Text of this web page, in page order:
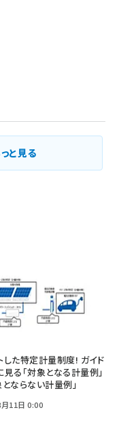
と見る
した特定計量制度! ガイド
見る「対象となる計量例」
とならない計量例」
11日 0:00